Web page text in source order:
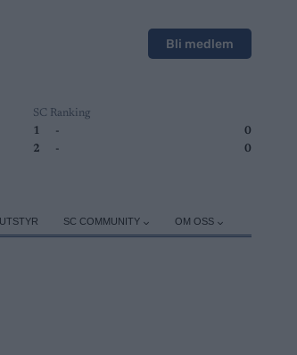
Bli medlem
SC Ranking
1
-
0
2
- 0
UTSTYR SC COMMUNITY OM OSS